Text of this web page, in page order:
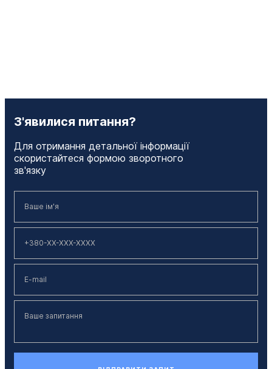
З'явилися питання?
Для отримання детальної інформації
скористайтеся формою зворотного
зв'язку